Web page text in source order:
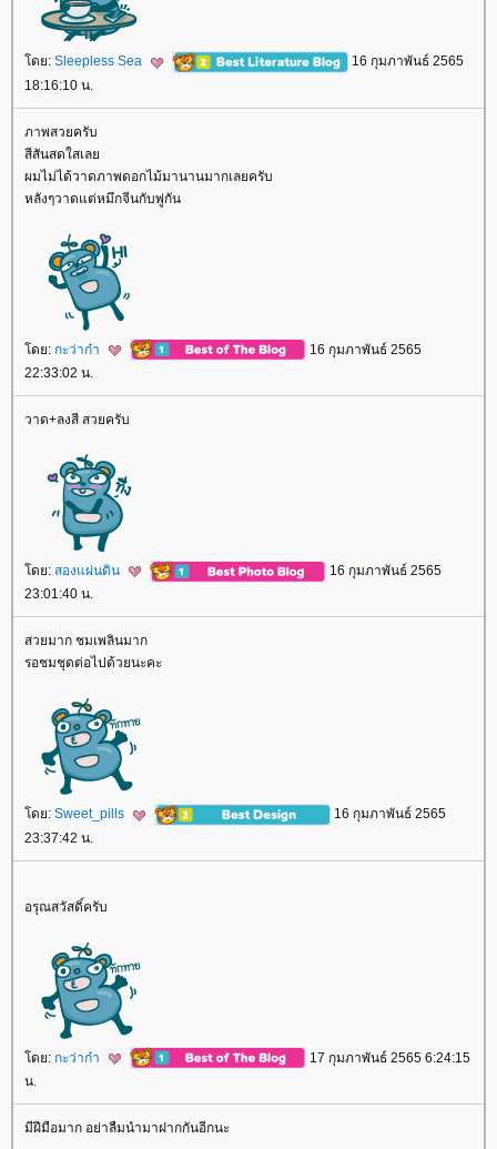
ดย: Sleepless Sea
16 กุมภาพันธ์ 2565
18:16:10 น.
ภาพสวยครับ
สีสันสดใสเล
ผมไม่ได้วาดภาพดอกไม้มานานมากเลยครับ
หลังๆวาดแต่หมึกจีนกับพู่กัน
ดย: กะว่าก๋า
16 กุมภาพันธ์ 2565
22:33:02 น.
วาด+ลงสี สวยครับ
ดย: สองแผ่นดิน
16 กุมภาพันธ์ 2565
23:01:40 น.
สวยมาก ชมเพลินมาก
รอชมชุดต่อไปด้วยนะคะ
ดย: Sweet_pills
16 กุมภาพันธ์ 2565
23:37:42 น.
อรุณสวัสดิ์ครับ
ดย: กะว่าก๋า
17 กุมภาพันธ์ 2565 6:24:15
น.
มีฝีมือมาก อย่าลืมนำมาฝากกันอีกนะ